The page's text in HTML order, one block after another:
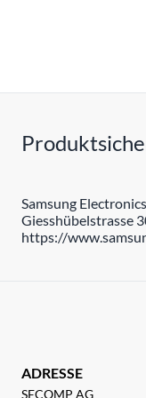
Samsung
Giesshübelstrasse
https://
ADRESSE
SECOMP AG